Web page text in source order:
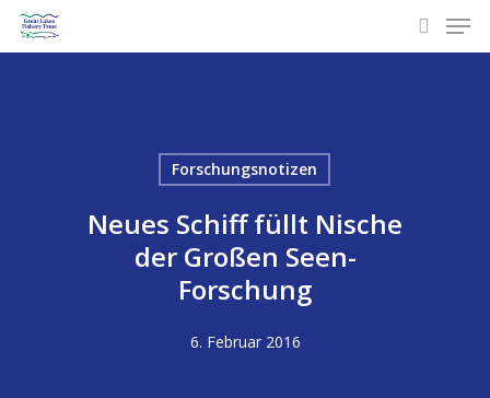
Zum
Hauptinhalt
suchen
Forschungsnotizen
Neues Schiff füllt Nische
der Großen Seen-
Forschung
6. Februar 2016